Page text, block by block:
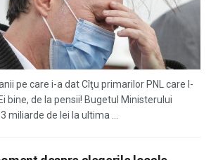
pe care i-a dat Cîţu primarilor PNL care l-
bine, de la pensii! Bugetul Ministerului
miliarde de lei la ultima ...